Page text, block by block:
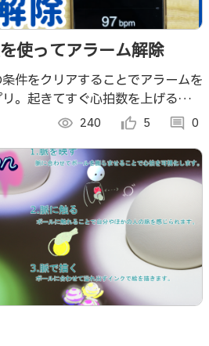
使ってアラーム解除
件をクリアすることでアラームを
。起きてすぐ心拍数を上げること
visibility 240 thumb_up_alt 5 comment 0